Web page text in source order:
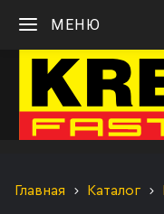
МЕНЮ
Главная Каталог